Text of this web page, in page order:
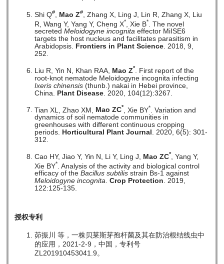
Shi Q# Mao Z#
, Zhang X, Ling J, Lin R, Zhang X, Liu
R, Wang Y, Yang Y, Cheng X* , Xie B*
. The novel
secretedMeloidogyne incognita effector MiISE6
targets the host nucleus and facilitates parasitism in
Arabidopsis. Frontiers in Plant Science. 2018, 9,
252.
Liu R, Yin N, Khan RAA, Mao Z*
. First report of the
root-knot nematode Meloidogyne incognita infecting
Ixeris chinensis (thunb.) nakai in Hebei province,
China. Plant Disease . 2020, 104(12):3267.
Tian XL, Zhao XM, Mao ZC* , Xie BY*
. Variation and
dynamics of soil nematode communities in
greenhouses with different continuous cropping
periods. Horticultural Plant Journal . 2020, 6(5): 301-
312.
Cao HY, Jiao Y, Yin N, Li Y, Ling J, Mao ZC*
, Yang Y,
Xie BY* . Analysis of the activity and biological control
efficacy of theBacillus subtilis strain Bs-1 against
Meloidogyne incognita.Crop Protection. 2019,
122:125-135.
授权专利
茆振川 等，一株贝莱斯芽孢杆菌及其在防治根结线虫中
的应用，2021-2-9，中国，专利号
ZL201910453041.9。